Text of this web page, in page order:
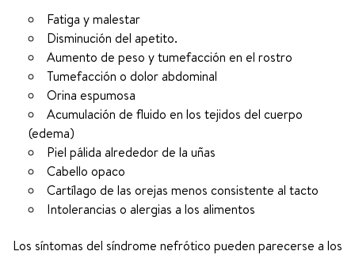
Fatiga y malestar
Disminución del apetito.
Aumento de peso y tumefacción en el rostro
Tumefacción o dolor abdominal
Orina espumosa
Acumulación de fluido en los tejidos del cuerpo
(edema)
Piel pálida alrededor de la uñas
Cabello opaco
Cartílago de las orejas menos consistente al tacto
Intolerancias o alergias a los alimentos
Los síntomas del síndrome nefrótico pueden parecerse a los